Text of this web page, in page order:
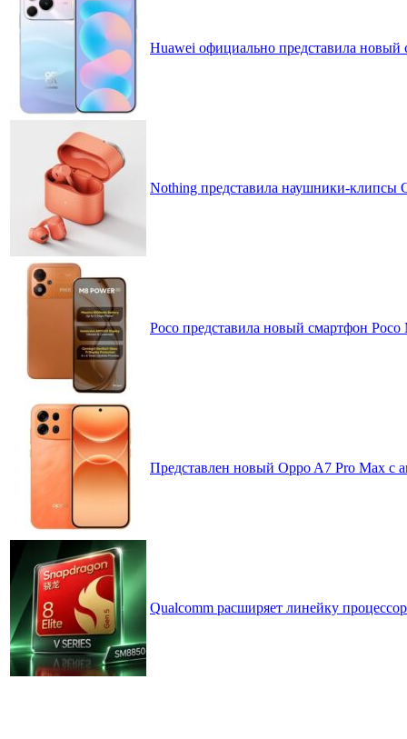
Huawei официально представила
Nothing представила наушники-клипсы
Poco представила новый смартфон
Представлен новый Oppo A7 Pro Max с
Qualcomm расширяет линейку